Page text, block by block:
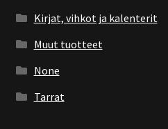
Kirjat, vihkot ja kalenterit
Muut tuotteet
None
Tarrat